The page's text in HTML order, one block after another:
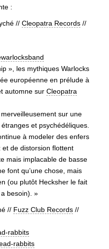
:
// Cleopatra Records//
», les mythiques Warlocks
européenne en prélude à
automne sur Cleopatra
sur une
et psychédéliques.
à modeler des enfers
de distorsion flottent
mais implacable de basse
font qu’une chose, mais
(ou plutôt Hecksher le fait
besoin). »
// Fuzz Club Records //
rabbits
rabbits